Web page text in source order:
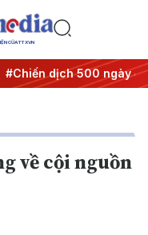
CỦA TTXVN
dịch 500 ngày đêm
về cội nguồn